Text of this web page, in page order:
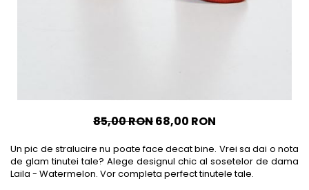
85,00 RON68,00 RON
Un pic de stralucire nu poate face decat bine. Vrei sa dai o nota
de glam tinutei tale? Alege designul chic al sosetelor de dama
Laila - Watermelon. Vor completa perfect tinutele tale.